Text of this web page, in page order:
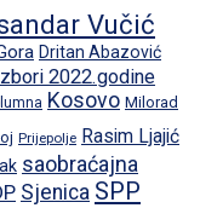
Vučić
Dritan Abazović
2022.godine
Kosovo Milorad
Prijepolje Rasim Ljajić
saobraćajna
Sjenica SPP